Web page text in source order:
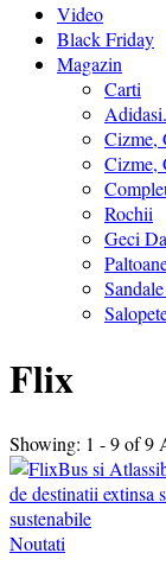
Video
Black Friday
Magazin
Carti
Cizme,
Cizme,
Rochii
Geci
Flix
Showing: 1 - 9 of 9
Noutati